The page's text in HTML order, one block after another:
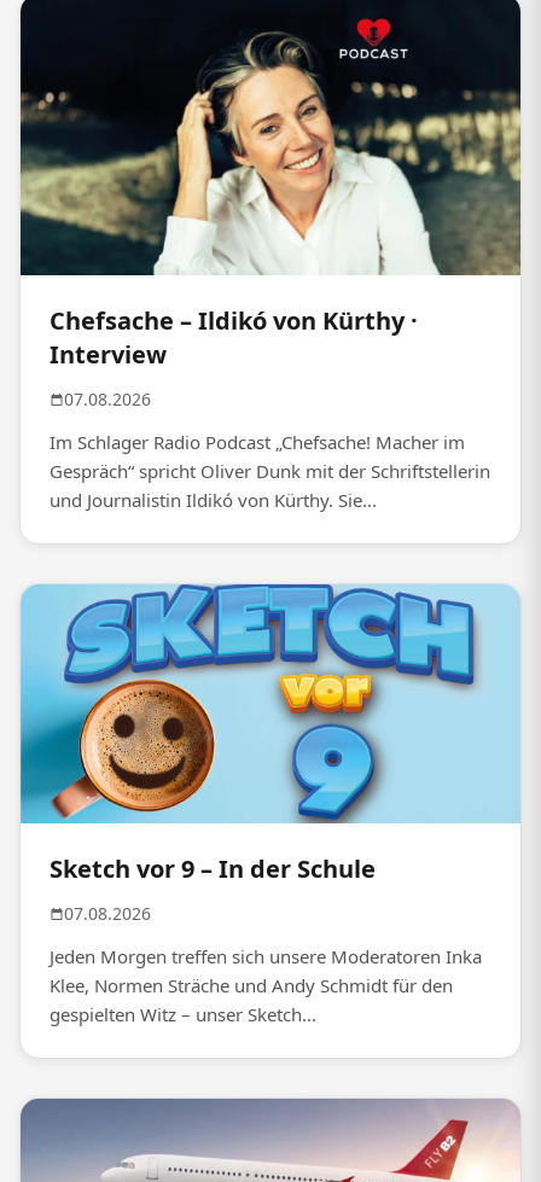
Chefsache – Ildikó von Kürthy ·
Interview
07.08.2026
Im Schlager Radio Podcast „Chefsache! Macher im
Gespräch“ spricht Oliver Dunk mit der Schriftstellerin
und Journalistin Ildikó von Kürthy. Sie...
Sketch vor 9 – In der Schule
07.08.2026
Jeden Morgen treffen sich unsere Moderatoren Inka
Klee, Normen Sträche und Andy Schmidt für den
gespielten Witz – unser Sketch...